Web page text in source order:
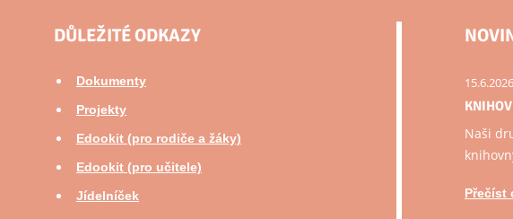
DŮLEŽITÉ ODKAZY
Dokumenty
Projekty
Edookit (pro rodiče a žáky)
Edookit (pro učitele)
Jídelníček
15.6.2026
Naši
Přečíst